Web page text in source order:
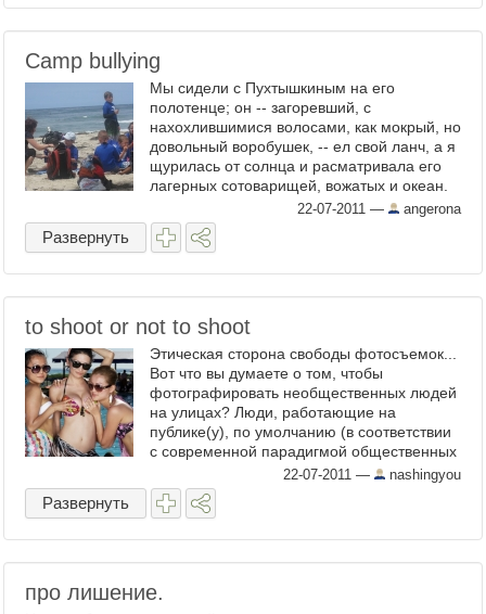
Camp bullying
Мы сидели с Пухтышкиным на его
полотенце; он -- загоревший, с
нахохлившимися волосами, как мокрый, но
довольный воробушек, -- ел свой ланч, а я
щурилась от солнца и расматривала его
лагерных сотоварищей, вожатых и океан.
Мальчики постарше поели ...
22-07-2011 — angerona
Развернуть
to shoot or not to shoot
Этическая сторона свободы фотосъемок...
Вот что вы думаете о том, чтобы
фотографировать необщественных людей
на улицах? Люди, работающие на
публике(у), по умолчанию (в соответствии
с современной парадигмой общественных
отношений) должны быть с ...
22-07-2011 — nashingyou
Развернуть
про лишение.